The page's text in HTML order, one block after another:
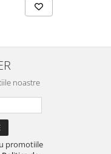
noastre
promotiile